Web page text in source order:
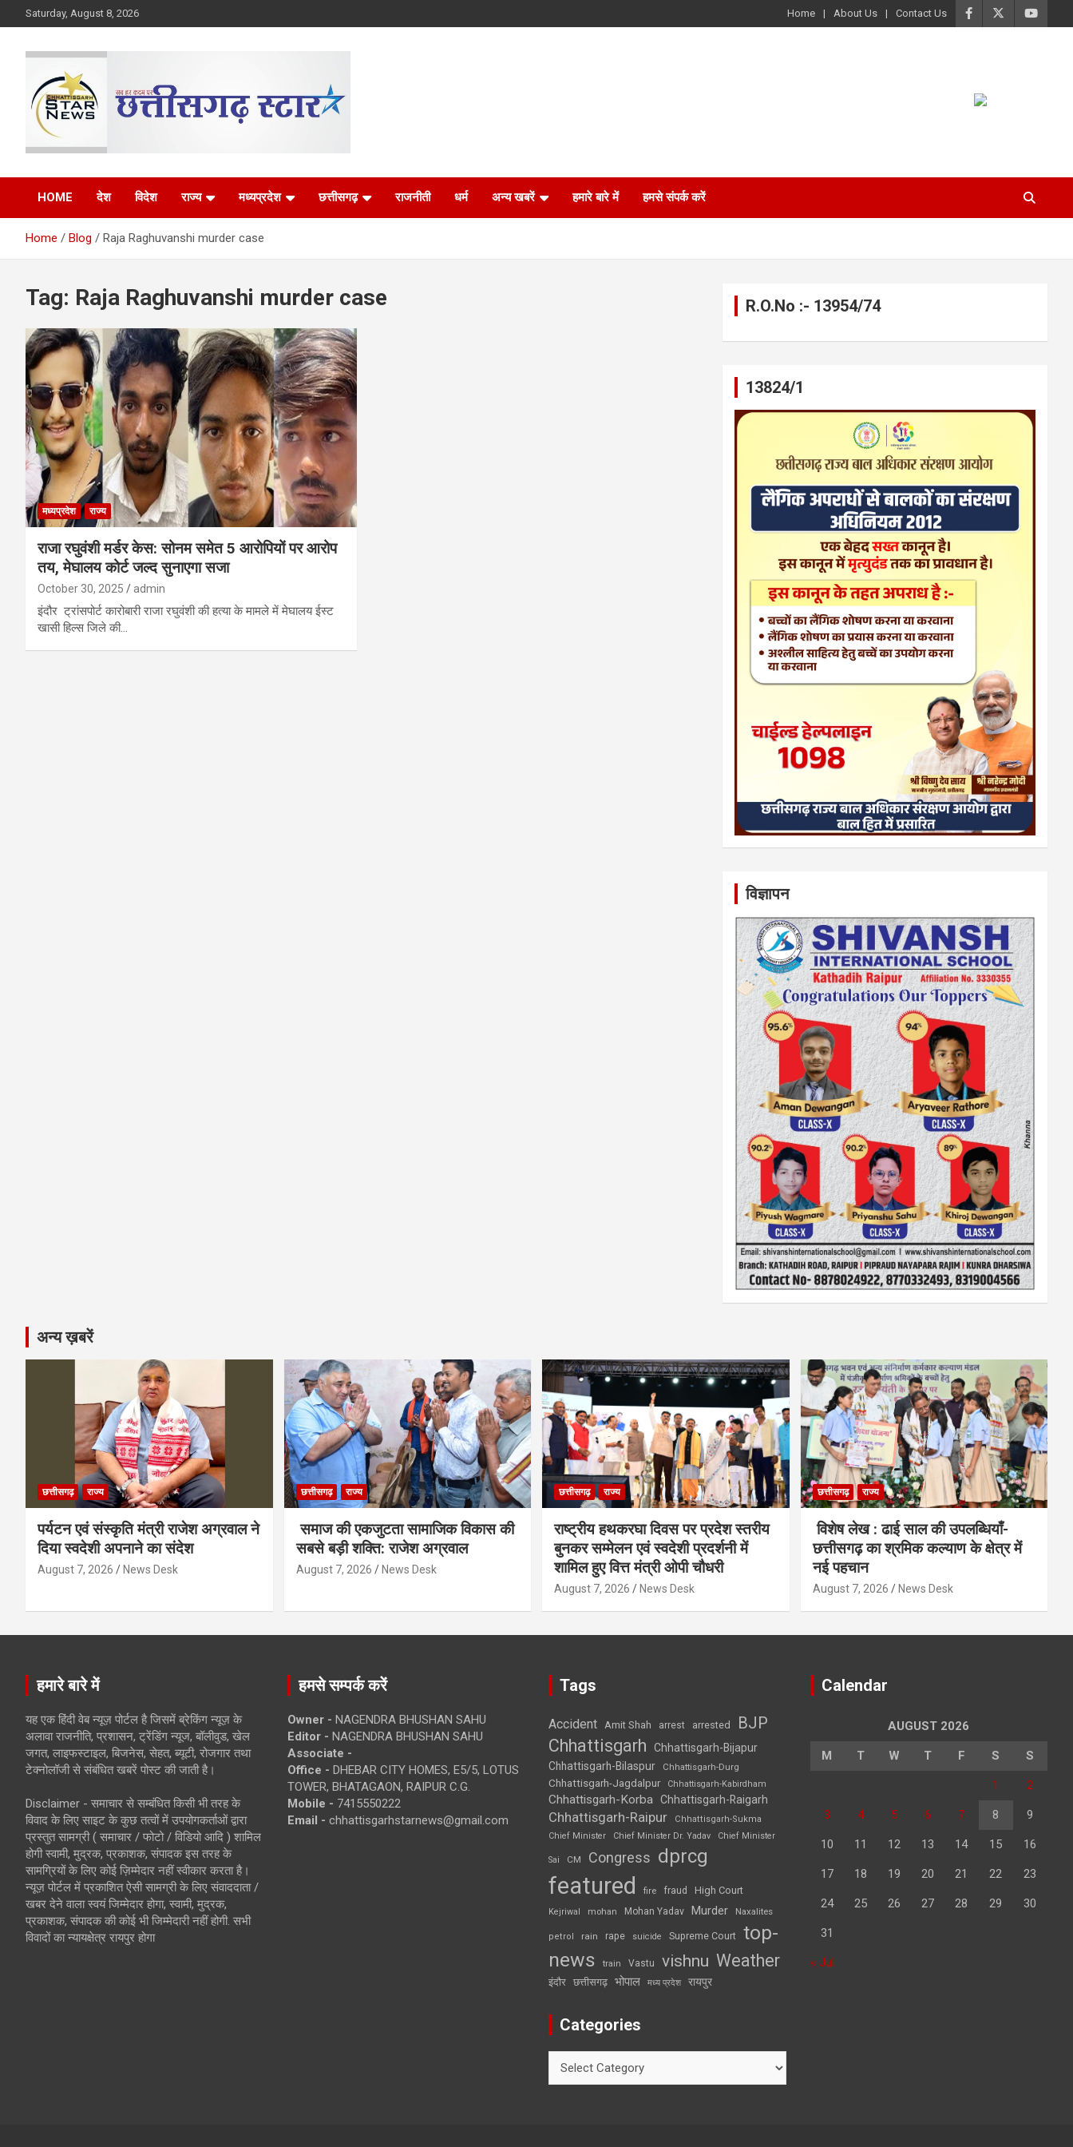
to
Saturday, August 8, 2026 Home About Us Contact Us
Chhattisgarh Star
HOME देश विदेश राज्य मध्यप्रदेश छत्तीसगढ़ राजनीती धर्म अन्य खबरें हमारे बारे में हमसे संपर्क करें
Home Blog Raja Raghuvanshi murder case
Tag: Raja Raghuvanshi murder case
मध्यप्रदेश राज्य
राजा रघुवंशी मर्डर केस: सोनम समेत 5 आरोपियों पर आरोप
तय, मेघालय कोर्ट जल्द सुनाएगा सजा
October 30, 2025 admin
इंदौर ट्रांसपोर्ट कारोबारी राजा रघुवंशी की हत्या के मामले में मेघालय ईस्ट
खासी हिल्स जिले की…
R.O.No :- 13954/74
13824/1
विज्ञापन
अन्य ख़बरें
छत्तीसगढ़ राज्य
पर्यटन एवं संस्कृति मंत्री राजेश अग्रवाल ने
दिया स्वदेशी अपनाने का संदेश
August 7, 2026 News Desk
छत्तीसगढ़ राज्य
समाज की एकजुटता सामाजिक विकास की
सबसे बड़ी शक्ति: राजेश अग्रवाल
August 7, 2026 News Desk
छत्तीसगढ़ राज्य
राष्ट्रीय हथकरघा दिवस पर प्रदेश स्तरीय
बुनकर सम्मेलन एवं स्वदेशी प्रदर्शनी में
शामिल हुए वित्त मंत्री ओपी चौधरी
August 7, 2026 News Desk
छत्तीसगढ़ राज्य
विशेष लेख : ढाई साल की उपलब्धियाँ-
छत्तीसगढ़ का श्रमिक कल्याण के क्षेत्र में
नई पहचान
August 7, 2026 News Desk
हमारे बारे में
यह एक हिंदी वेब न्यूज़ पोर्टल है जिसमें ब्रेकिंग न्यूज़ के
अलावा राजनीति, प्रशासन, ट्रेंडिंग न्यूज, बॉलीवुड, खेल
जगत, लाइफस्टाइल, बिजनेस, सेहत, ब्यूटी, रोजगार तथा
टेक्नोलॉजी से संबंधित खबरें पोस्ट की जाती है।
Disclaimer - समाचार से सम्बंधित किसी भी तरह के
विवाद के लिए साइट के कुछ तत्वों में उपयोगकर्ताओं द्वारा
प्रस्तुत सामग्री ( समाचार / फोटो / विडियो आदि ) शामिल
होगी स्वामी, मुद्रक, प्रकाशक, संपादक इस तरह के
सामग्रियों के लिए कोई ज़िम्मेदार नहीं स्वीकार करता है।
न्यूज़ पोर्टल में प्रकाशित ऐसी सामग्री के लिए संवाददाता /
खबर देने वाला स्वयं जिम्मेदार होगा, स्वामी, मुद्रक,
प्रकाशक, संपादक की कोई भी जिम्मेदारी नहीं होगी. सभी
विवादों का न्यायक्षेत्र रायपुर होगा
हमसे सम्पर्क करें
Owner - NAGENDRA BHUSHAN SAHU
Editor - NAGENDRA BHUSHAN SAHU
Associate -
Office - DHEBAR CITY HOMES, E5/5, LOTUS
TOWER, BHATAGAON, RAIPUR C.G.
Mobile - 7415550222
Email - chhattisgarhstarnews@gmail.com
Tags
Accident Amit Shah arrest arrested BJP
Chhattisgarh
Chhattisgarh-Bijapur
Chhattisgarh-Bilaspur
Chhattisgarh-Durg
Chhattisgarh-Jagdalpur Chhattisgarh-Kabirdham
Chhattisgarh-Korba Chhattisgarh-Raigarh
Chhattisgarh-Raipur
Chhattisgarh-Sukma
Chief Minister
Chief Minister Dr. Yadav Chief Minister
Sai CM Congress dprcg
featured fire fraud High Court
Kejriwal mohan Mohan Yadav Murder Naxalites
petrol rain rape suicide Supreme Court top-
news
train Vastu vishnu Weather
इंदौर छत्तीसगढ़ भोपाल मध्य प्रदेश रायपुर
Categories
Calendar
AUGUST 2026
M T W T F S S
1 2
3 4 5 6 7 8 9
10 11 12 13 14 15 16
17 18 19 20 21 22 23
24 25 26 27 28 29 30
31
« Jul